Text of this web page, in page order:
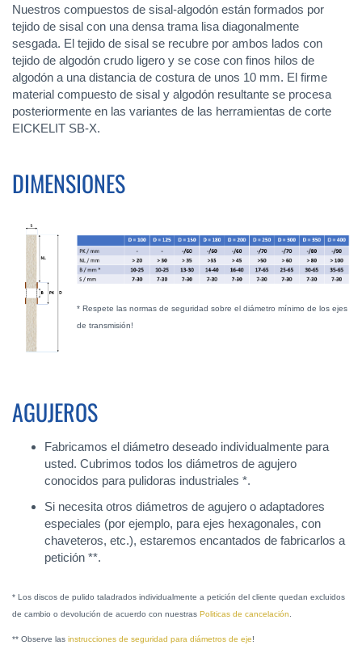
Nuestros compuestos de sisal-algodón están formados por
tejido de sisal con una densa trama lisa diagonalmente
sesgada. El tejido de sisal se recubre por ambos lados con
tejido de algodón crudo ligero y se cose con finos hilos de
algodón a una distancia de costura de unos 10 mm. El firme
material compuesto de sisal y algodón resultante se procesa
posteriormente en las variantes de las herramientas de corte
EICKELIT SB-X.
DIMENSIONES
* Respete las normas de seguridad sobre el diámetro mínimo de los ejes
de transmisión!
AGUJEROS
Fabricamos el diámetro deseado individualmente para
usted. Cubrimos todos los diámetros de agujero
conocidos para pulidoras industriales *.
Si necesita otros diámetros de agujero o adaptadores
especiales (por ejemplo, para ejes hexagonales, con
chaveteros, etc.), estaremos encantados de fabricarlos a
petición **.
* Los discos de pulido taladrados individualmente a petición del cliente quedan excluidos
de cambio o devolución de acuerdo con nuestras Politicas de cancelación
** Observe las instrucciones de seguridad para diámetros de eje!